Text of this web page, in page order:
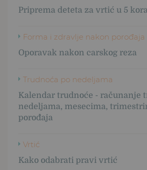
Priprema deteta za vrtić u 5
Forma i zdravlje nakon porođaja
Oporavak nakon carskog reza
Trudnoća po nedeljama
Kalendar trudnoće - računanje
nedeljama, mesecima,
porođaja
Vrtić
Kako odabrati pravi vrtić